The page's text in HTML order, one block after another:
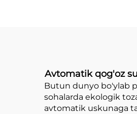
Avtomatik qog'oz
Butun dunyo bo'ylab
sohalarda ekologik
avtomatik uskunaga